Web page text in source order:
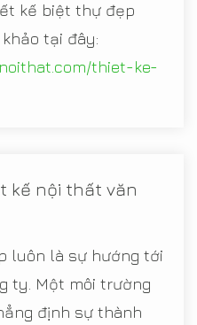
kế biệt thự đẹp
tại đây:
thiet-ke-
kế nội thất văn
luôn là sự hướng tới
ty. Một môi trường
định sự thành